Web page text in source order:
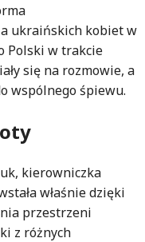
ukraińskich kobiet w
Polski w trakcie
się na rozmowie, a
wspólnego śpiewu.
kierowniczka
właśnie dzięki
przestrzeni
z różnych